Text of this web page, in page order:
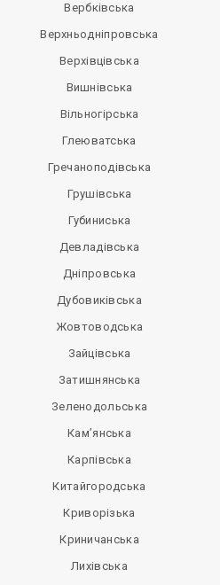
Вербківська
Верхньодніпровська
Верхівцівська
Вишнівська
Вільногірська
Глеюватська
Гречаноподівська
Грушівська
Губиниська
Девладівська
Дніпровська
Дубовиківська
Жовтоводська
Зайцівська
Затишнянська
Зеленодольська
Кам’янська
Карпівська
Китайгородська
Криворізька
Криничанська
Лихівська